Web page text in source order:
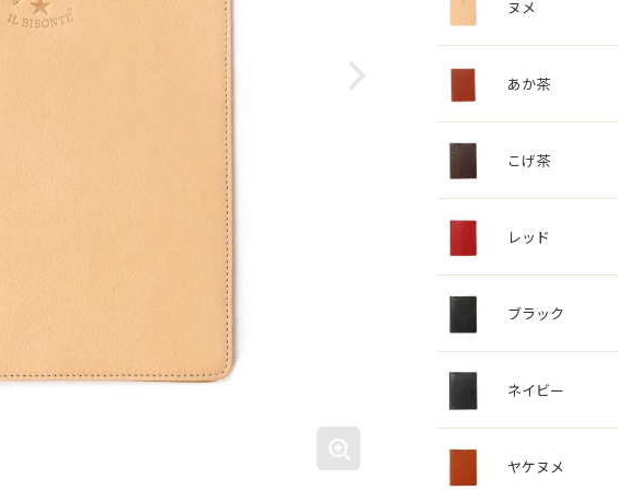
ヌメ
あか茶
こげ茶
レッド
ブラック
ネイビー
ヤケヌメ